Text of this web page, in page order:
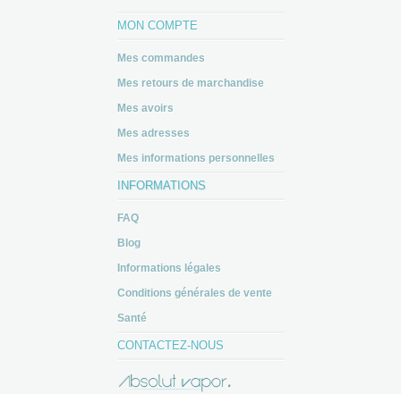
MON COMPTE
Mes commandes
Mes retours de marchandise
Mes avoirs
Mes adresses
Mes informations personnelles
INFORMATIONS
FAQ
Blog
Informations légales
Conditions générales de vente
Santé
CONTACTEZ-NOUS